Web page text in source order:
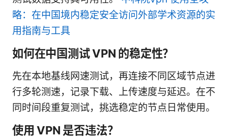
略：在中国境内稳定安全访问外部学术资源的实
用指南与工具
如何在中国测试 VPN 的稳定性？
先在本地基线网速测试，再连接不同区域节点进
行多轮测速，记录下载、上传速度与延迟。在不
同时间段重复测试，挑选稳定的节点日常使用。
使用 VPN 是否违法？